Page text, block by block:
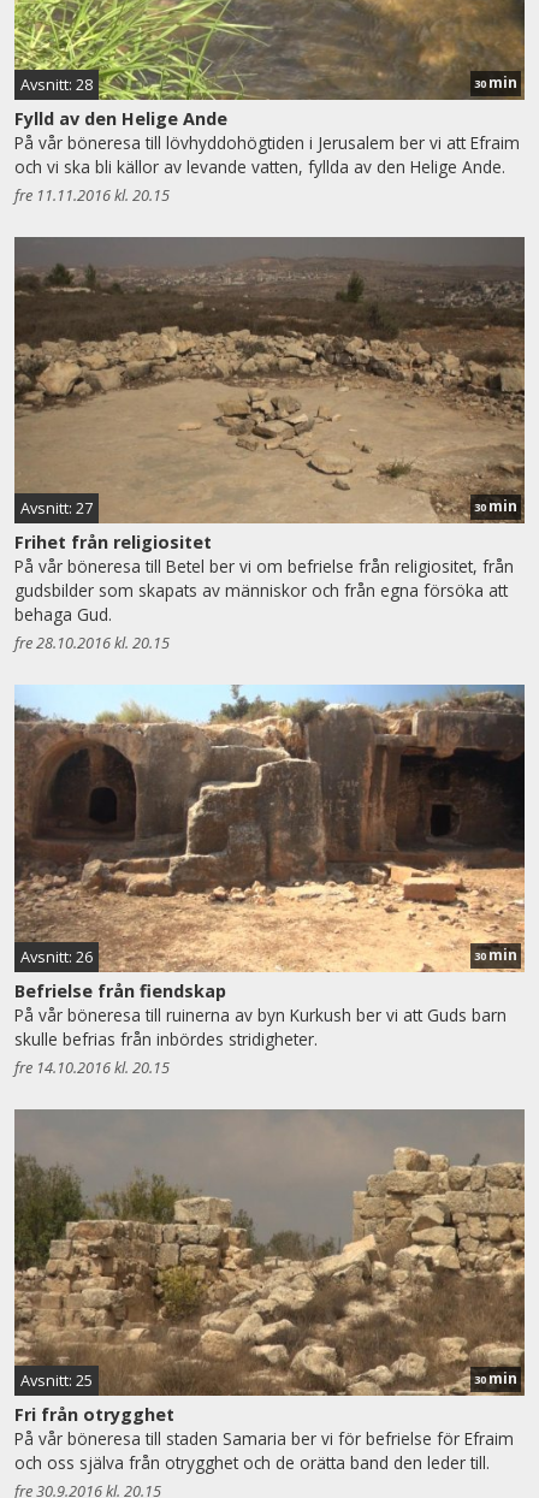
Avsnitt: 28 30min
Fylld av den Helige Ande
På vår böneresa till lövhyddohögtiden i Jerusalem ber vi att Efraim
och vi ska bli källor av levande vatten, fyllda av den Helige Ande.
fre 11.11.2016 kl. 20.15
Avsnitt: 27 30min
Frihet från religiositet
På vår böneresa till Betel ber vi om befrielse från religiositet, från
gudsbilder som skapats av människor och från egna försöka att
behaga Gud.
fre 28.10.2016 kl. 20.15
Avsnitt: 26 30min
Befrielse från fiendskap
På vår böneresa till ruinerna av byn Kurkush ber vi att Guds barn
skulle befrias från inbördes stridigheter.
fre 14.10.2016 kl. 20.15
Avsnitt: 25 30min
Fri från otrygghet
På vår böneresa till staden Samaria ber vi för befrielse för Efraim
och oss själva från otrygghet och de orätta band den leder till.
fre 30.9.2016 kl. 20.15